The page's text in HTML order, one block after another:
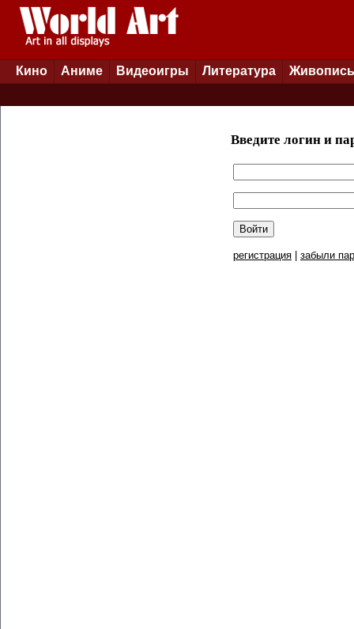
Кино Аниме Видеоигры Литература Живопись
Введите логин и
регистрация забыли